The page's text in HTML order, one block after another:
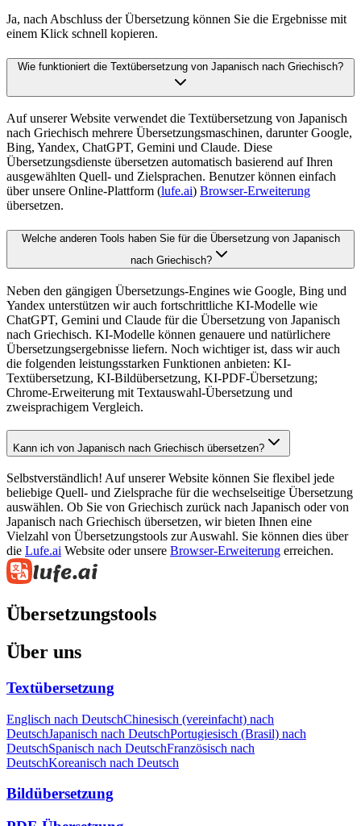
Ja, nach Abschluss der Übersetzung können Sie die Ergebnisse mit
einem Klick schnell kopieren.
Wie funktioniert die Textübersetzung von Japanisch nach Griechisch?
Auf unserer Website verwendet die Textübersetzung von Japanisch
nach Griechisch mehrere Übersetzungsmaschinen, darunter Google,
Bing, Yandex, ChatGPT, Gemini und Claude. Diese
Übersetzungsdienste übersetzen automatisch basierend auf Ihren
ausgewählten Quell- und Zielsprachen. Benutzer können einfach
über unsere Online-Plattform (lufe.ai) Browser-Erweiterung
übersetzen.
Welche anderen Tools haben Sie für die Übersetzung von Japanisch
nach Griechisch?
Neben den gängigen Übersetzungs-Engines wie Google, Bing und
Yandex unterstützen wir auch fortschrittliche KI-Modelle wie
ChatGPT, Gemini und Claude für die Übersetzung von Japanisch
nach Griechisch. KI-Modelle können genauere und natürlichere
Übersetzungsergebnisse liefern. Noch wichtiger ist, dass wir auch
die folgenden leistungsstarken Funktionen anbieten: KI-
Textübersetzung, KI-Bildübersetzung, KI-PDF-Übersetzung;
Chrome-Erweiterung mit Textauswahl-Übersetzung und
zweisprachigem Vergleich.
Kann ich von Japanisch nach Griechisch übersetzen?
Selbstverständlich! Auf unserer Website können Sie flexibel jede
beliebige Quell- und Zielsprache für die wechselseitige Übersetzung
auswählen. Ob Sie von Griechisch zurück nach Japanisch oder von
Japanisch nach Griechisch übersetzen, wir bieten Ihnen eine
Vielzahl von Übersetzungstools zur Auswahl. Sie können dies über
die Lufe.ai Website oder unsere Browser-Erweiterung erreichen.
Übersetzungstools
Über uns
Textübersetzung
Englisch nach DeutschChinesisch (vereinfacht) nach
DeutschJapanisch nach DeutschPortugiesisch (Brasil) nach
DeutschSpanisch nach DeutschFranzösisch nach
DeutschKoreanisch nach Deutsch
Bildübersetzung